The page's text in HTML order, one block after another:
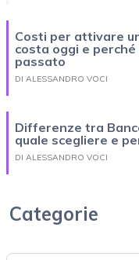
Costi per attivare
costa oggi e
passato
DI ALESSANDRO VOCI
Differenze tra
quale scegliere e
DI ALESSANDRO VOCI
Categorie